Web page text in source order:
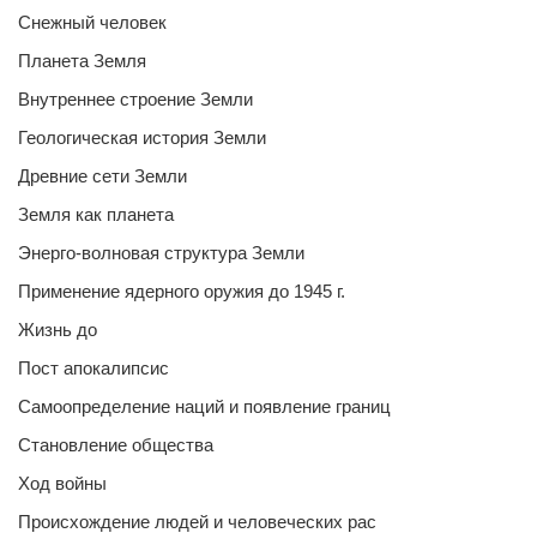
Снежный человек
Планета Земля
Внутреннее строение Земли
Геологическая история Земли
Древние сети Земли
Земля как планета
Энерго-волновая структура Земли
Применение ядерного оружия до 1945 г.
Жизнь до
Пост апокалипсис
Самоопределение наций и появление границ
Становление общества
Ход войны
Происхождение людей и человеческих рас